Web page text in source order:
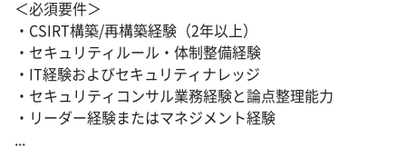
＜必須要件＞
・CSIRT構築/再構築経験（2年以上）
・セキュリティルール・体制整備経験
・IT経験およびセキュリティナレッジ
・セキュリティコンサル業務経験と論点整理能力
・リーダー経験またはマネジメント経験